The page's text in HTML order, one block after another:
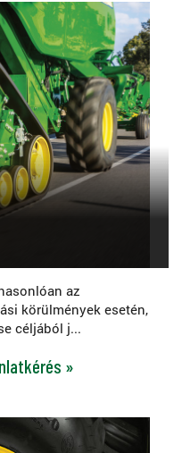
az
körülmények esetén,
céljából j...
»